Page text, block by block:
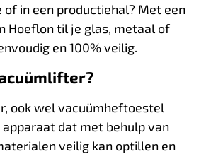
in een productiehal? Met een
Hoeflon til je glas, metaal of
en 100% veilig.
ook wel vacuümheftoestel
apparaat dat met behulp van
veilig kan optillen en